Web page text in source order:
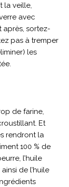
la veille,
avec
après, sortez-
pas à tremper
les
de farine,
Et
rendront la
100 % de
l’huile
de l’huile